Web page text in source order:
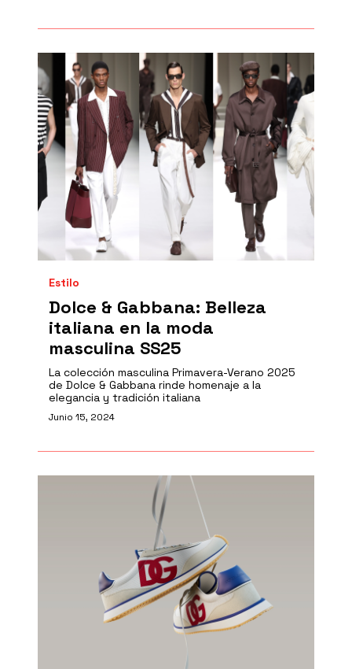
Estilo
Dolce & Gabbana: Belleza
italiana en la moda
masculina SS25
La colección masculina Primavera-Verano 2025
de Dolce & Gabbana rinde homenaje a la
elegancia y tradición italiana
Junio 15, 2024